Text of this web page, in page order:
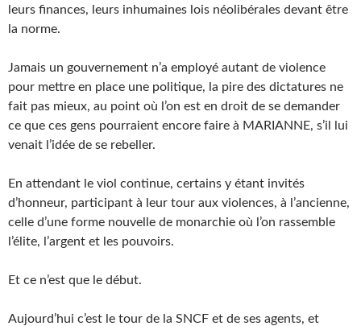
leurs finances, leurs inhumaines lois néolibérales devant être
la norme.
Jamais un gouvernement n’a employé autant de violence
pour mettre en place une politique, la pire des dictatures ne
fait pas mieux, au point où l’on est en droit de se demander
ce que ces gens pourraient encore faire à MARIANNE, s’il lui
venait l’idée de se rebeller.
En attendant le viol continue, certains y étant invités
d’honneur, participant à leur tour aux violences, à l’ancienne,
celle d’une forme nouvelle de monarchie où l’on rassemble
l’élite, l’argent et les pouvoirs.
Et ce n’est que le début.
Aujourd’hui c’est le tour de la SNCF et de ses agents, et